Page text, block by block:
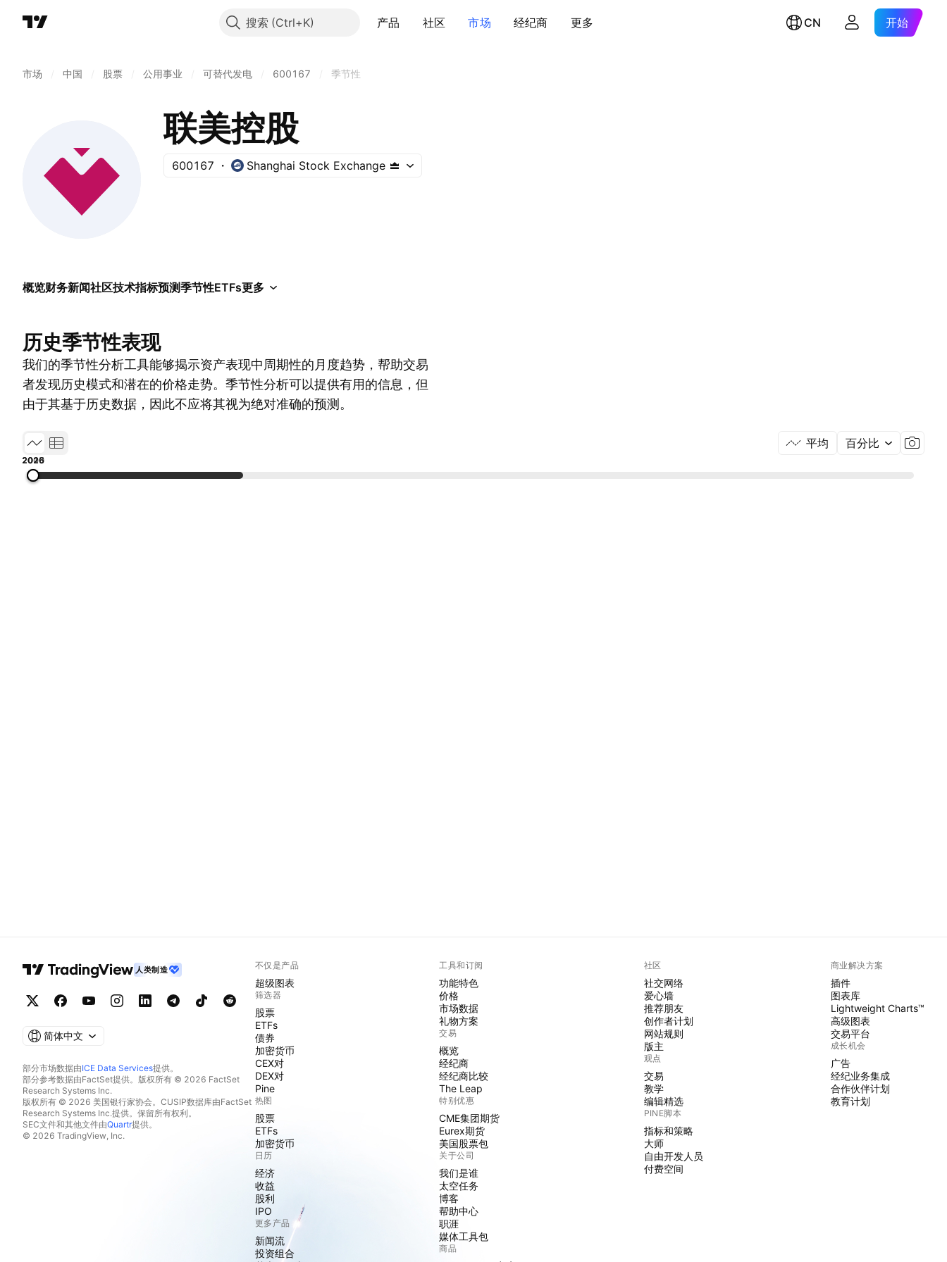
搜索 产品 社区 市场 经纪商 更多 CN 开始
市场 中国 股票 公用事业 可替代发电 600167 季节性
联美控股
600167 Shanghai Stock Exchange
概览财务新闻社区技术指标预测季节性ETFs更多
历史季节性表现
我们的季节性分析工具能够揭示资产表现中周期性的月度趋势，帮助交易
者发现历史模式和潜在的价格走势。季节性分析可以提供有用的信息，但
由于其基于历史数据，因此不应将其视为绝对准确的预测。
平均 百分比
2005
2010
2015
2020
2026
人类制造
简体中文
部分市场数据由ICE Data Services提供。
部分参考数据由FactSet提供。版权所有 © 2026 FactSet
Research Systems Inc.
版权所有 © 2026 美国银行家协会。CUSIP数据库由FactSet
Research Systems Inc.提供。保留所有权利。
SEC文件和其他文件由Quartr提供。
© 2026 TradingView, Inc.
不仅是产品
超级图表
筛选器
股票
ETFs
债券
加密货币
CEX对
DEX对
Pine
热图
股票
ETFs
加密货币
日历
经济
收益
股利
IPO
更多产品
新闻流
投资组合
工具和订阅
功能特色
价格
市场数据
礼物方案
交易
概览
经纪商
经纪商比较
The Leap
特别优惠
CME集团期货
Eurex期货
美国股票包
关于公司
我们是谁
太空任务
博客
帮助中心
职涯
媒体工具包
商品
社区
社交网络
爱心墙
推荐朋友
创作者计划
网站规则
版主
观点
交易
教学
编辑精选
PINE脚本
指标和策略
大师
自由开发人员
付费空间
商业解决方案
插件
图表库
Lightweight Charts™
高级图表
交易平台
成长机会
广告
经纪业务集成
合作伙伴计划
教育计划